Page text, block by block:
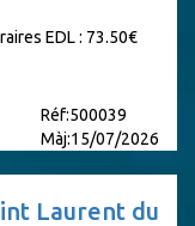
EDL : 73.50€
Réf:500039
Màj:15/07/2026
Laurent du